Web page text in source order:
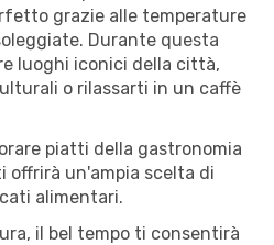
grazie alle temperature
Durante questa
luoghi iconici della città,
o rilassarti in un caffè
piatti della gastronomia
offrirà un'ampia scelta di
alimentari.
il bel tempo ti consentirà